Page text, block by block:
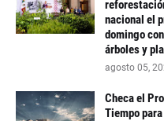
nacional el
domingo
árboles y
agosto 05,
Checa el
Tiempo